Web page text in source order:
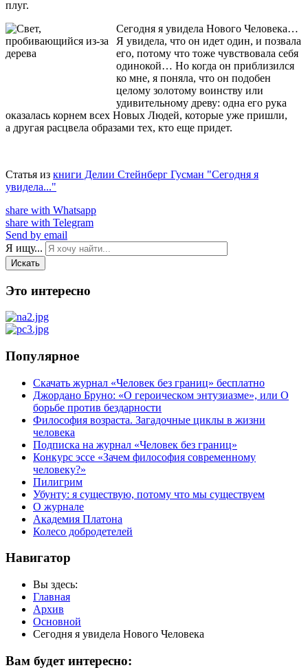
плуг.
Сегодня я увидела Нового Человека…
Я увидела, что он идет один, и позвала
его, потому что тоже чувствовала себя
одинокой… Но когда он приблизился
ко мне, я поняла, что он подобен
целому золотому воинству или
удивительному древу: одна его рука
оказалась корнем всех Новых Людей, которые уже пришли,
а другая рас­цвела образами тех, кто еще придет.
Статья из книги Делии Стейнберг Гусман "Сегодня я
увидела..."
share with Whatsapp
share with Telegram
Send by email
Я ищу...
Искать
Это интересно
Популярное
Скачать журнал «Человек без границ» бесплатно
Джордано Бруно: «О героическом энтузиазме», или О
борьбе против бездарности
Философия возраста. Загадочные циклы в жизни
человека
Подписка на журнал «Человек без границ»
Конкурс эссе «Зачем философия современному
человеку?»
Пилигрим
Убунту: я существую, потому что мы существуем
О журнале
Академия Платона
Колесо добродетелей
Навигатор
Вы здесь:
Главная
Архив
Основной
Сегодня я увидела Нового Человека
Вам будет интересно: